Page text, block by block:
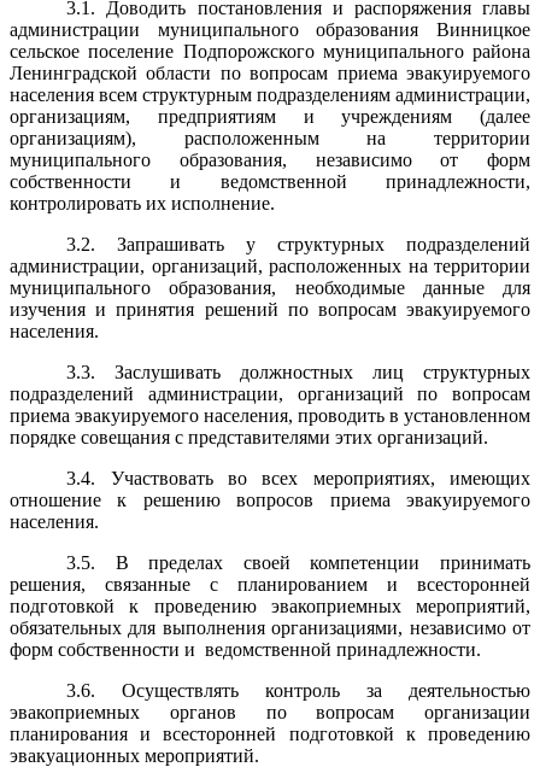
3.1. Доводить постановления и распоряжения главы
администрации муниципального образования Винницкое
сельское поселение Подпорожского муниципального района
Ленинградской области по вопросам приема эвакуируемого
населения всем структурным подразделениям администрации,
организациям, предприятиям и учреждениям (далее
организациям), расположенным на территории
муниципального образования, независимо от форм
собственности и ведомственной принадлежности,
контролировать их исполнение.
3.2. Запрашивать у структурных подразделений
администрации, организаций, расположенных на территории
муниципального образования, необходимые данные для
изучения и принятия решений по вопросам эвакуируемого
населения.
3.3. Заслушивать должностных лиц структурных
подразделений администрации, организаций по вопросам
приема эвакуируемого населения, проводить в установленном
порядке совещания с представителями этих организаций.
3.4. Участвовать во всех мероприятиях, имеющих
отношение к решению вопросов приема эвакуируемого
населения.
3.5. В пределах своей компетенции принимать
решения, связанные с планированием и всесторонней
подготовкой к проведению эвакоприемных мероприятий,
обязательных для выполнения организациями, независимо от
форм собственности и ведомственной принадлежности.
3.6. Осуществлять контроль за деятельностью
эвакоприемных органов по вопросам организации
планирования и всесторонней подготовкой к проведению
эвакуационных мероприятий.